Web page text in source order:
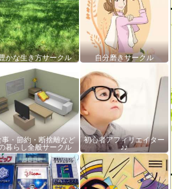
かな生き方サークル 自分磨きサークル
事・節約・断捨離など
暮らし全般サークル
初心者アフィリエイター
♪♪